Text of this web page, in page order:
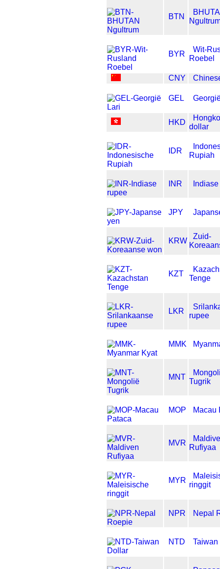
BTN
BYR
Wit-
Roebel
CNY
GEL
HKD
dollar
IDR
Rupiah
INR
JPY
KRW
Zuid-
KZT
Tenge
LKR
rupee
MMK
MNT
Tugrik
MOP Macau
MVR
Rufiyaa
MYR
ringgit
NPR Nepal
NTD